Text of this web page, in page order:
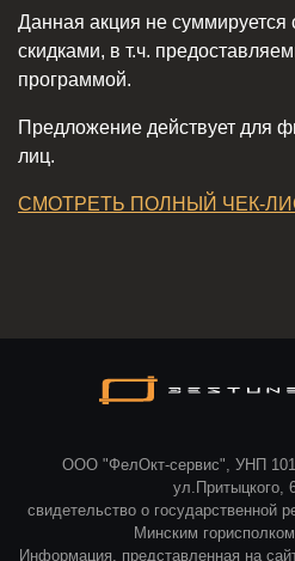
Данная акция не суммируется
скидками, в т.ч.
программой.
Предложение действует для
лиц.
СМОТРЕТЬ ПОЛНЫЙ ЧЕК-
ООО "ФелОкт-сервис", УНП
ул.Притыцкого,
свидетельство о государственной
Минским
Информация, представленная на